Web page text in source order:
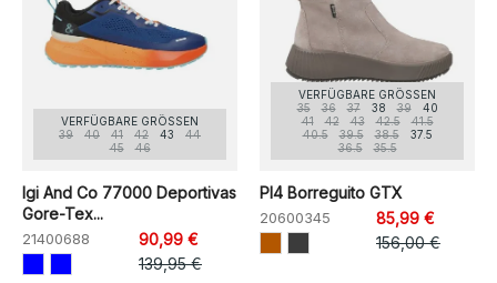
VERFÜGBARE GRÖSSEN
39
40 41 42 43
44
45
46
Igi And Co 77000 Deportivas
Gore-Tex...
21400688
90,99 €
139,95 €
VERFÜGBARE GRÖSSEN
35
36 37 38 39
40
41
42 43 42.5
41.5
40.5
39.5 38.5
37.5
36.5
35.5
Pl4 Borreguito GTX
20600345
85,99 €
156,00 €